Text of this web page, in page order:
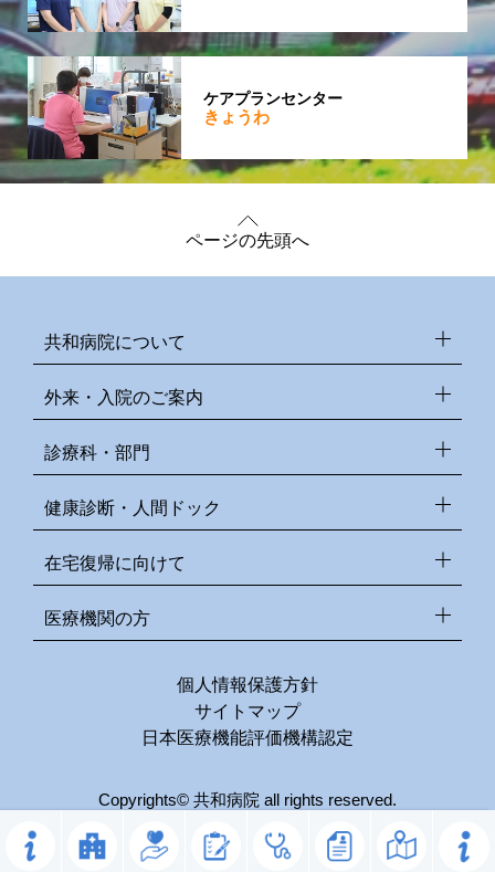
ケアプランセンター
きょうわ
ページの先頭へ
共和病院について
外来・入院のご案内
診療科・部門
健康診断・人間ドック
在宅復帰に向けて
医療機関の方
個人情報保護方針
サイトマップ
日本医療機能評価機構認定
Copyrights© 共和病院 all rights reserved.